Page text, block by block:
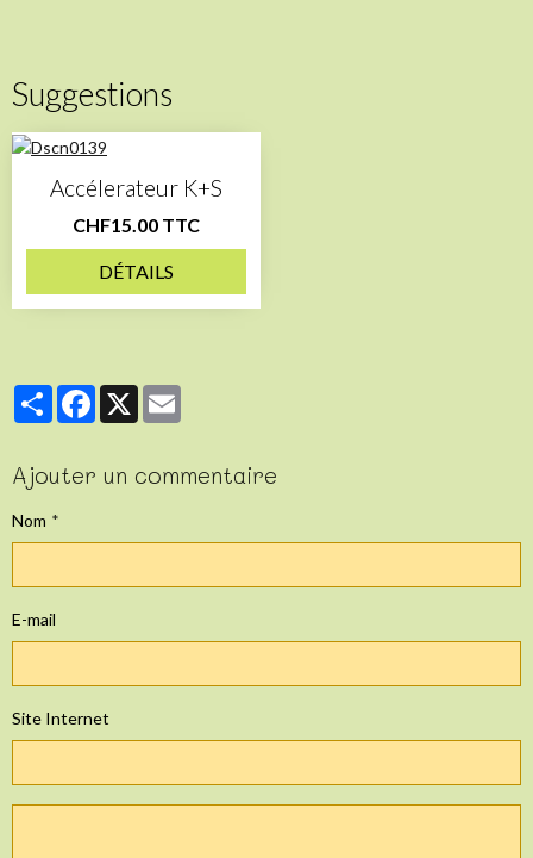
Suggestions
Accélerateur K+S
CHF15.00 TTC
DÉTAILS
PartagerFacebook
X
Ajouter un commentaire
Nom
E-mail
Site Internet